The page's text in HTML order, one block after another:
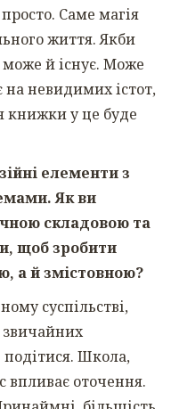
Саме магія
життя. Якби
може й існує. Може
невидимих істот,
книжки у це буде
елементи з
Як ви
складовою та
щоб зробити
а й змістовною?
суспільстві,
звичайних
Школа,
впливає оточення.